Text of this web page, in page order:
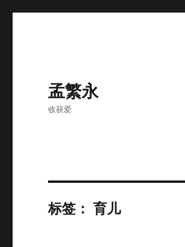
孟繁永
收获爱
标签：育儿